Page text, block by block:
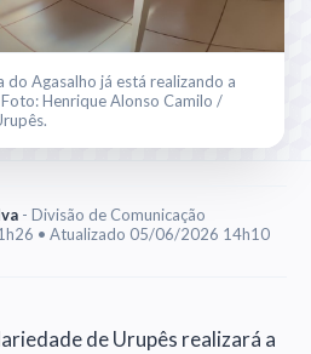
do Agasalho já está realizando a
Henrique Alonso Camilo /
- Divisão de Comunicação
• Atualizado 05/06/2026 14h10
de Urupês realizará a